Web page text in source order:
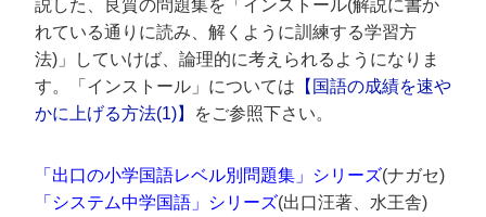
説した、良質の問題集を「インストール(解説に書か
れている通りに読み、解くように訓練する学習方
法)」していけば、論理的に考えられるようになりま
す。「インストール」については 【国語の成績を速や
かに上げる方法(1)】
をご参照下さい。
「出口の小学国語レベル別問題集」シリーズ(ナガセ)
「システム中学国語」シリーズ(出口汪著、水王舎)